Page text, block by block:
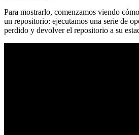
Para mostrarlo, comenzamos viendo
un repositorio: ejecutamos una serie de
perdido y devolver el repositorio a su